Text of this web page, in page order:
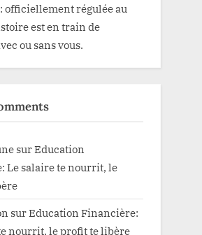
officiellement régulée au
est en train de
ou sans vous.
surEducation
Le salaire te nourrit, le
surEducation Financière:
nourrit, le profit te libère